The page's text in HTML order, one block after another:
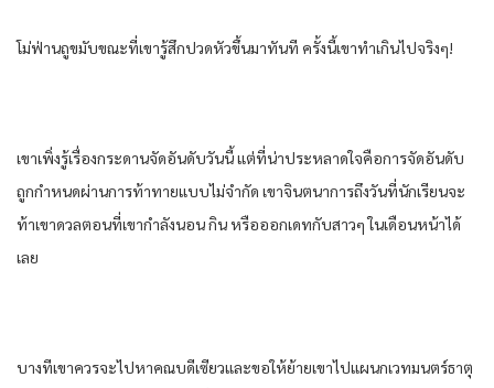
โม่ฟ่านถูขมับขณะที่เขารู้สึกปวดหัวขึ้นมาทันที ครั้งนี้เขาทำเกินไปจริงๆ!
เขาเพิ่งรู้เรื่องกระดานจัดอันดับวันนี้ แต่ที่น่าประหลาดใจคือการจัดอันดับ
ถูกกำหนดผ่านการท้าทายแบบไม่จำกัด เขาจินตนาการถึงวันที่นักเรียนจะ
ท้าเขาดวลตอนที่เขากำลังนอน กิน หรือออกเดทกับสาวๆ ในเดือนหน้าได้
เลย
บางทีเขาควรจะไปหาคณบดีเซียวและขอให้ย้ายเขาไปแผนกเวทมนตร์ธาตุ